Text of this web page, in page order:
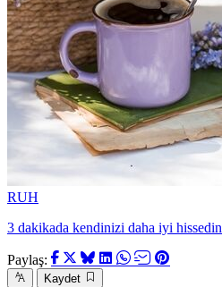
RUH
3 dakikada kendinizi daha iyi hissedin
Paylaş:
Kaydet